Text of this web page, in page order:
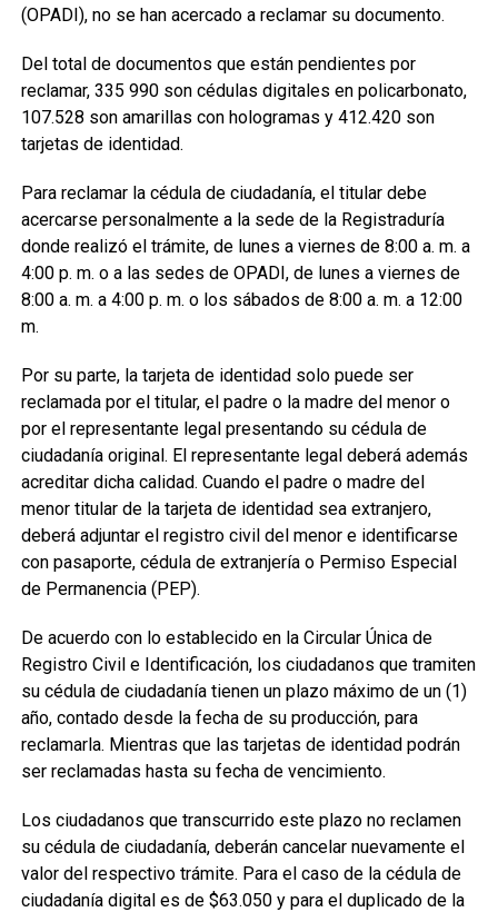
(OPADI), no se han acercado a reclamar su documento.
Del total de documentos que están pendientes por
reclamar, 335 990 son cédulas digitales en policarbonato,
107.528 son amarillas con hologramas y 412.420 son
tarjetas de identidad.
Para reclamar la cédula de ciudadanía, el titular debe
acercarse personalmente a la sede de la Registraduría
donde realizó el trámite, de lunes a viernes de 8:00 a. m. a
4:00 p. m. o a las sedes de OPADI, de lunes a viernes de
8:00 a. m. a 4:00 p. m. o los sábados de 8:00 a. m. a 12:00
m.
Por su parte, la tarjeta de identidad solo puede ser
reclamada por el titular, el padre o la madre del menor o
por el representante legal presentando su cédula de
ciudadanía original. El representante legal deberá además
acreditar dicha calidad. Cuando el padre o madre del
menor titular de la tarjeta de identidad sea extranjero,
deberá adjuntar el registro civil del menor e identificarse
con pasaporte, cédula de extranjería o Permiso Especial
de Permanencia (PEP).
De acuerdo con lo establecido en la Circular Única de
Registro Civil e Identificación, los ciudadanos que tramiten
su cédula de ciudadanía tienen un plazo máximo de un (1)
año, contado desde la fecha de su producción, para
reclamarla. Mientras que las tarjetas de identidad podrán
ser reclamadas hasta su fecha de vencimiento.
Los ciudadanos que transcurrido este plazo no reclamen
su cédula de ciudadanía, deberán cancelar nuevamente el
valor del respectivo trámite. Para el caso de la cédula de
ciudadanía digital es de $63.050 y para el duplicado de la